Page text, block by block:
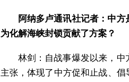
阿纳多卢通讯社记者：中
为化解海峡封锁贡献了方案？
林剑：自战事爆发以来，
主张，体现了中方促和止战、